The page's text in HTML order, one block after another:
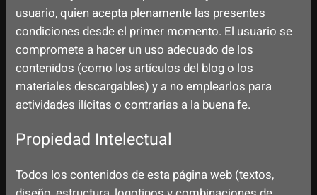
usuario, quien acepta plenamente las presentes
condiciones desde el primer momento. El usuario se
compromete a hacer un uso adecuado de los
contenidos (como los artículos del blog o los
materiales descargables) y a no emplearlos para
actividades ilícitas o contrarias a la buena fe.
Propiedad Intelectual
Todos los contenidos de esta página web (textos,